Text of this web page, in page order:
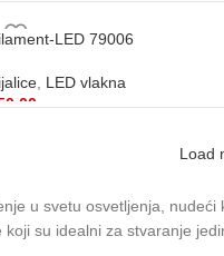
DODAJ U KORPU
LED 79006
LED vlakna
рсд
Load
u svetu osvetljenja,
su idealni za stvaranje